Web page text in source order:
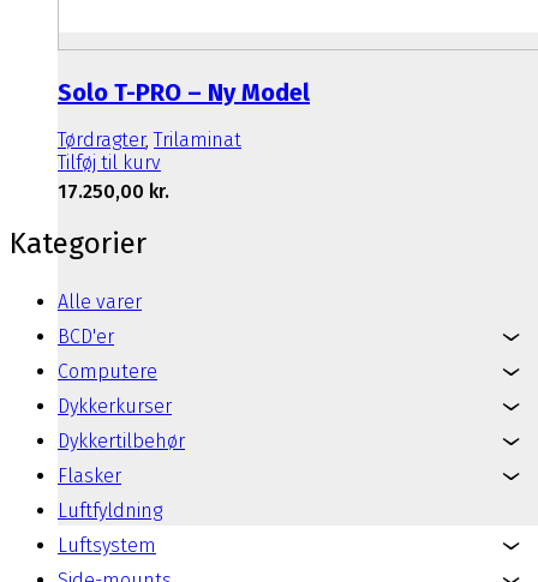
Solo T-PRO – Ny Model
Tørdragter,Trilaminat
Tilføj til kurv
17.250,00 kr.
Kategorier
Alle varer
BCD'er
Computere
Dykkerkurser
Dykkertilbehør
Flasker
Luftfyldning
Luftsystem